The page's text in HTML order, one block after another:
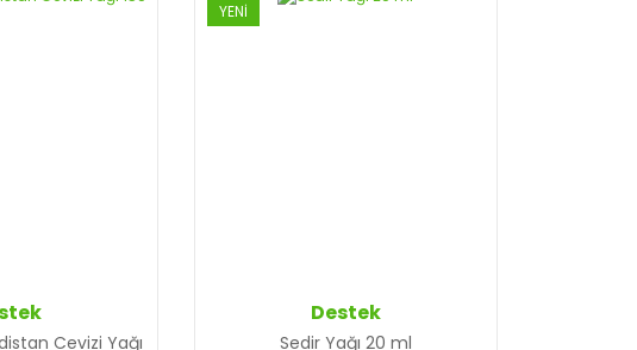
Cevizi Yağı
YENİ
Destek
Sedir Yağı 20 ml